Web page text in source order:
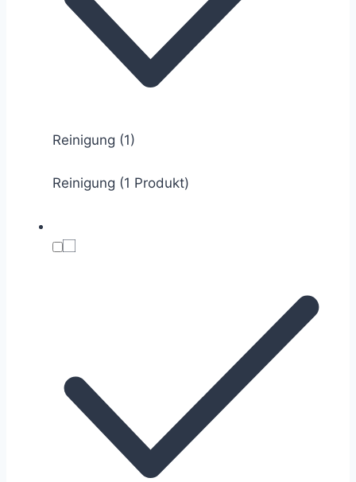
Reinigung (1)
Reinigung (1 Produkt)